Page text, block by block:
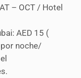
– OCT / Hotel
AED 15 (
noche/